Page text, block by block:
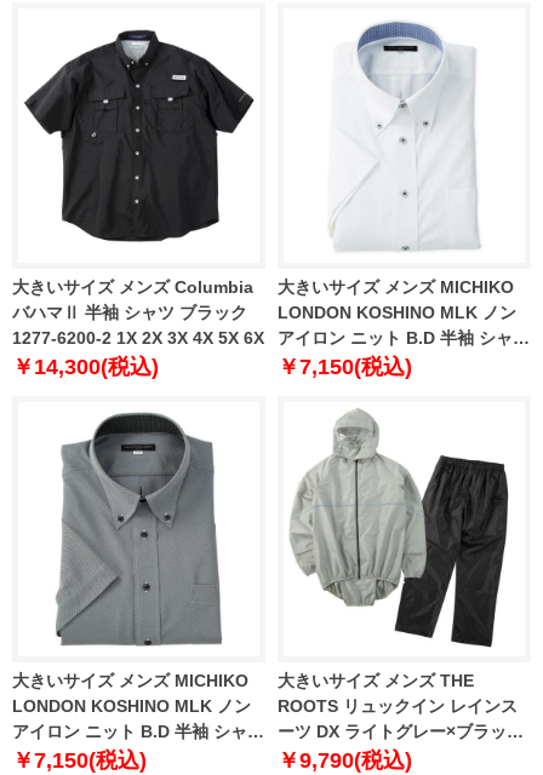
大きいサイズ メンズ Columbia
バハマⅡ 半袖 シャツ ブラック
1277-6200-2 1X 2X 3X 4X 5X 6X
￥14,300(税込)
大きいサイズ メンズ MICHIKO
LONDON KOSHINO MLK ノン
アイロン ニット B.D 半袖 シャツ
ホワイト 1277-6210-1 3L 4L 5L
￥7,150(税込)
大きいサイズ メンズ MICHIKO
LONDON KOSHINO MLK ノン
アイロン ニット B.D 半袖 シャツ
グレー 1277-6211-1 3L 4L 5L
￥7,150(税込)
大きいサイズ メンズ THE
ROOTS リュックイン レインス
ーツ DX ライトグレー×ブラック
1276-6200-1 3L 4L 5L 6L 7L 8L
￥9,790(税込)